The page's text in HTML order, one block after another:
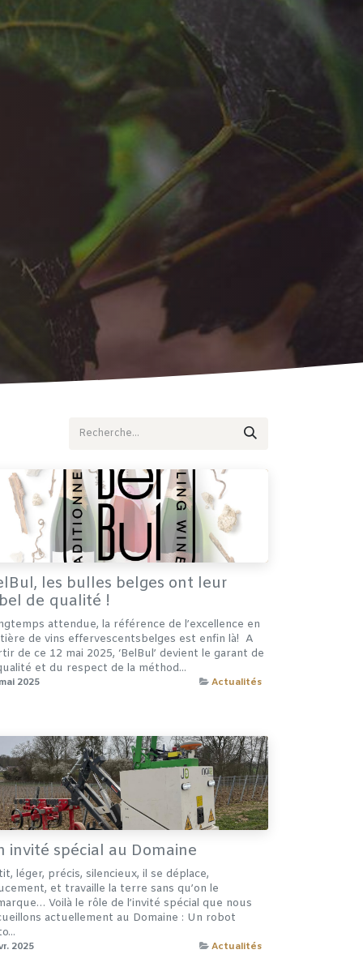
les bulles belges ont leur
de qualité !
attendue, la référence de l’excellence en
de vins effervescentsbelges est enfin là! ​ ​A
de ce 12 mai 2025, ‘BelBul’ devient le garant de
et du respect de la méthod...
2025 Actualités
invité spécial au Domaine
léger, précis, silencieux, il se déplace,
et travaille la terre sans qu’on le
Voilà le rôle de l’invité spécial que nous
actuellement au Domaine : Un robot
2025 Actualités